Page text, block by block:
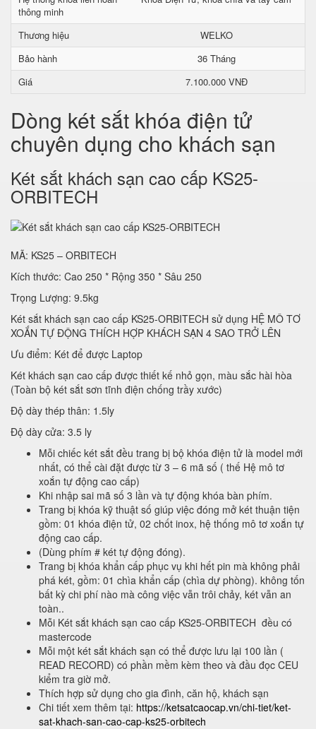
thông minh
Thương hiệu
WELKO
Bảo hành
36 Tháng
Giá
7.100.000 VNĐ
Dòng két sắt khóa điện tử
chuyên dụng cho khách sạn
Két sắt khách sạn cao cấp KS25-
ORBITECH
MÃ: KS25 – ORBITECH
Kích thước: Cao 250 * Rộng 350 * Sâu 250
Trọng Lượng: 9.5kg
Két sắt khách sạn cao cấp KS25-ORBITECH sử dụng HỆ MÔ TƠ
XOẮN TỰ ĐỘNG THÍCH HỢP KHÁCH SẠN 4 SAO TRỞ LÊN
Ưu điểm: Két để được Laptop
Két khách sạn cao cấp được thiết kế nhỏ gọn, màu sắc hài hòa
(Toàn bộ két sắt sơn tĩnh điện chống trầy xước)
Độ dày thép thân: 1.5ly
Độ dày cửa: 3.5 ly
Mỗi chiếc két sắt đều trang bị bộ khóa điện tử là model mới
nhất, có thể cài đặt được từ 3 – 6 mã số ( thế Hệ mô tơ
xoắn tự động cao cấp)
Khi nhập sai mã số 3 lần và tự động khóa bàn phím.
Trang bị khóa kỹ thuật số giúp việc đóng mở két thuận tiện
gồm: 01 khóa điện tử, 02 chốt inox, hệ thống mô tơ xoắn tự
động cao cấp.
(Dùng phím # két tự động đóng).
Trang bị khóa khẩn cấp phục vụ khi hết pin mà không phải
phá két, gồm: 01 chìa khẩn cấp (chìa dự phòng). không tốn
bất kỳ chi phí nào mà công việc vẫn trôi chảy, két vẫn an
toàn..
Mỗi Két sắt khách sạn cao cấp KS25-ORBITECH đều có
mastercode
Mỗi một két sắt khách sạn có thể được lưu lại 100 lần (
READ RECORD) có phần mềm kèm theo và đầu đọc CEU
kiểm tra giờ mở.
Thích hợp sử dụng cho gia đình, căn hộ, khách sạn
Chi tiết xem thêm tại: https://ketsatcaocap.vn/chi-tiet/ket-
sat-khach-san-cao-cap-ks25-orbitech